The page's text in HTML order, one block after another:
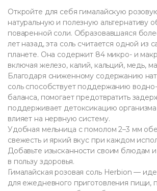
Откройте для себя гималайскую
натуральную и полезную альтернативу
поваренной соли. Образовавшаяся
лет назад, эта соль считается одной из
планете. Она содержит 84 микро- и
включая железо, калий, кальций, медь,
Благодаря сниженному содержанию
соль способствует поддержанию
баланса, помогает предотвратить
поддерживает детоксикацию
влияет на нервную систему.
Удобная мельница с помолом 2–3 мм
свежесть и яркий вкус при каждом
Добавьте изысканности своим блюдам
в пользу здоровья.
Гималайская розовая соль Herbion —
для ежедневного приготовления пищи,